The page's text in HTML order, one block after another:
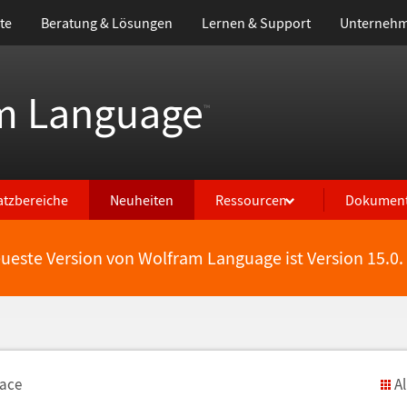
Beratung & Lösungen Lernen & Support
Language™
Neuheiten Ressourcen
Version von Wolfram Language ist Version 15.0.